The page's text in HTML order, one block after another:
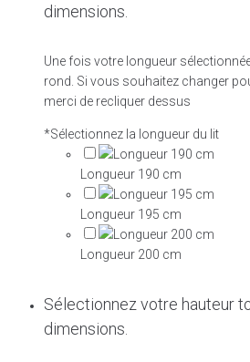
dimensions.
Une fois votre longueur
rond. Si vous souhaitez changer
merci de recliquer dessus
*Sélectionnez la longueur du lit
Longueur 190 cm
Longueur 195 cm
Longueur 200 cm
Sélectionnez votre hauteur
dimensions.